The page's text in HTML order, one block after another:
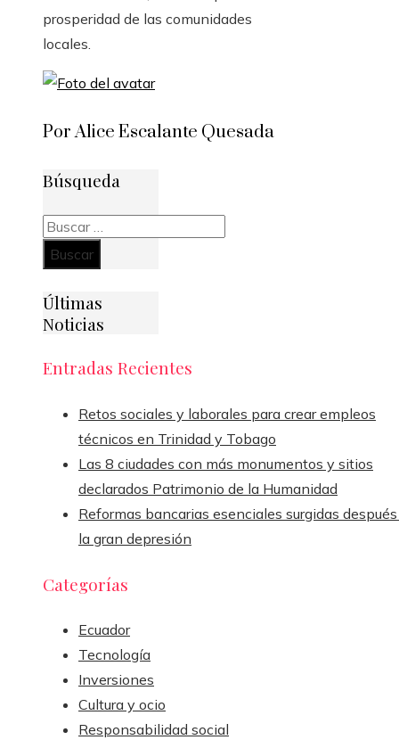
prosperidad de las comunidades
locales.
Por Alice Escalante Quesada
Búsqueda
Buscar:
Últimas
Noticias
Entradas Recientes
Retos sociales y laborales para crear empleos
técnicos en Trinidad y Tobago
Las 8 ciudades con más monumentos y sitios
declarados Patrimonio de la Humanidad
Reformas bancarias esenciales surgidas
la gran depresión
Categorías
Ecuador
Tecnología
Inversiones
Cultura y ocio
Responsabilidad social